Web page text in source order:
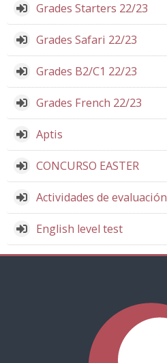
Grades Starters 22/23
Grades Safari 22/23
Grades B2/C1 22/23
Grades French 22/23
Aptis
CONCURSO EASTER
Actividades de evaluación
English level test